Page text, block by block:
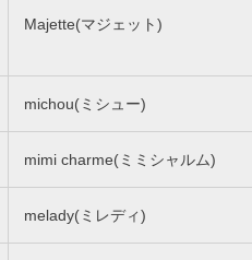
Majette(マジェット)
michou(ミシュー)
mimi charme(ミミシャルム)
melady(ミレディ)